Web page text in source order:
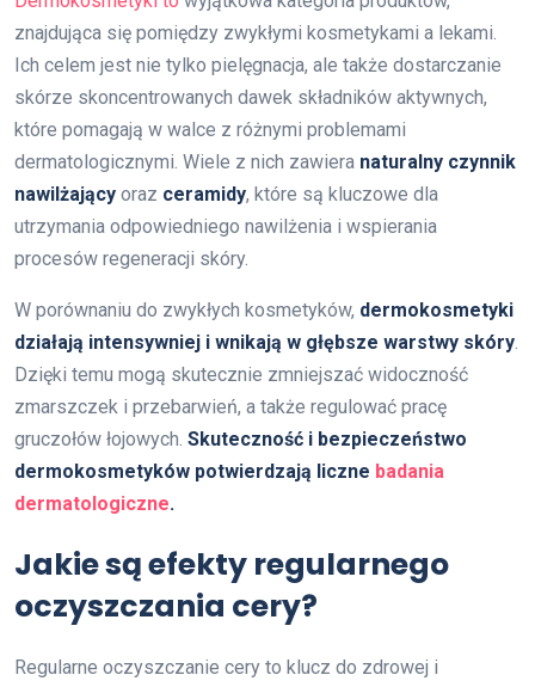
znajdująca się pomiędzy zwykłymi kosmetykami a lekami.
Ich celem jest nie tylko pielęgnacja, ale także dostarczanie
skórze skoncentrowanych dawek składników aktywnych,
które pomagają w walce z różnymi problemami
dermatologicznymi. Wiele z nich zawiera naturalny czynnik
nawilżający oraz ceramidy, które są kluczowe dla
utrzymania odpowiedniego nawilżenia i wspierania
procesów regeneracji skóry.
W porównaniu do zwykłych kosmetyków, dermokosmetyki
działają intensywniej i wnikają w głębsze warstwy skóry.
Dzięki temu mogą skutecznie zmniejszać widoczność
zmarszczek i przebarwień, a także regulować pracę
gruczołów łojowych. Skuteczność i bezpieczeństwo
dermokosmetyków potwierdzają liczne badania
dermatologiczne.
Jakie są efekty regularnego
oczyszczania cery?
Regularne oczyszczanie cery to klucz do zdrowej i